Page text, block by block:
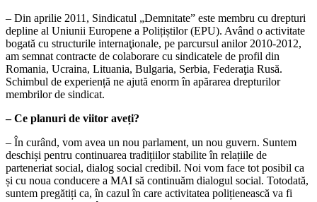
– Din aprilie 2011, Sindicatul „Demnita­te” este membru cu drepturi
depline al Uni­unii Europene a Polițiștilor (EPU). Având o activitate
bogată cu structurile internaţi­onale, pe parcursul anilor 2010-2012,
am semnat contracte de colaborare cu sindi­catele de profil din
Romania, Ucraina, Li­tuania, Bulgaria, Serbia, Federaţia Rusă.
Schimbul de experiență ne ajută enorm în apărarea drepturilor
membrilor de sindi­cat.
– Ce planuri de viitor aveți?
– În curând, vom avea un nou parlament, un nou guvern. Suntem
deschiși pentru continuarea tradițiilor stabilite în relațiile de
parteneriat social, dialog social credibil. Noi vom face tot posibil ca
și cu noua con­ducere a MAI să continuăm dialogul social. Totodată,
suntem pregătiți ca, în cazul în care activitatea polițienească va fi